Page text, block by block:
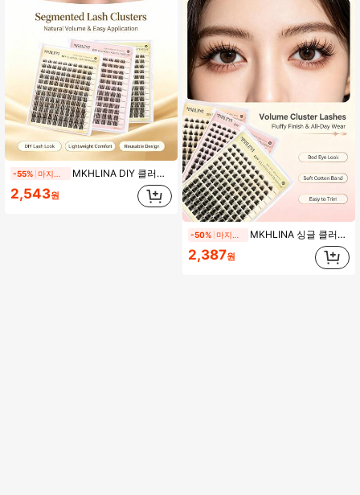
-55% MKHLINA DIY 클러스터 속눈썹 연장 C/CC/D 컬 세그먼트 싱글 인조 속눈썹, 풍성하고 부드러운 인조 밍크, 혼합 8-18mm, 홈 애플리케이션 여성용 인조 속눈썹 (F18)
2,543원
-50% MKHLINA 싱글 클러스터 인조 속눈썹 DIY 속눈썹 연장 C/CC/D 컬 8-18mm 혼합 길이 파인 내추럴 룩 세그먼트 인조 속눈썹 초박형 속눈썹 줄기 재사용 가능 초보자 친화적 일상 메이크업용 (F14)
2,387원